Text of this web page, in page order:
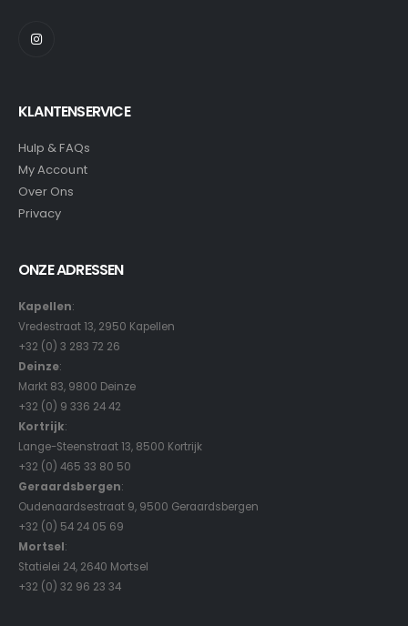
KLANTENSERVICE
Hulp & FAQs
My Account
Over Ons
Privacy
ONZE ADRESSEN
Kapellen:
Vredestraat 13, 2950 Kapellen
+32 (0) 3 283 72 26
Deinze:
Markt 83, 9800 Deinze
+32 (0) 9 336 24 42
Kortrijk:
Lange-Steenstraat 13, 8500 Kortrijk
+32 (0) 465 33 80 50
Geraardsbergen:
Oudenaardsestraat 9, 9500 Geraardsbergen
+32 (0) 54 24 05 69
Mortsel:
Statielei 24, 2640 Mortsel
+32 (0) 32 96 23 34